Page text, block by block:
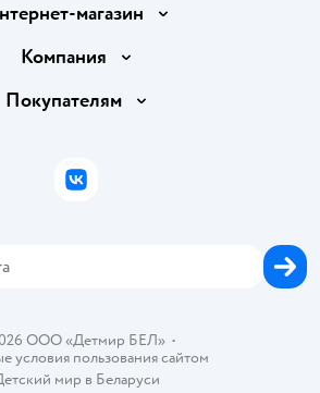
магазин
Доставка и оплата
Правила продажи
использования файлов cookie
Компания
Вакансии
Покупателям
Бонусные карты
ООО «Детмир БЕЛ»•
условия пользования сайтом
мир в Беларуси
ВКонтакте